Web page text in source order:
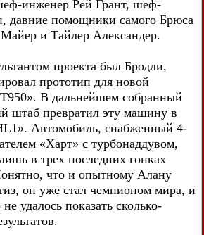
инженер Рей Грант, шеф-
помощники самого Брюса
и Тайлер Александер.
проекта был Бродли,
прототип для новой
В дальнейшем собранный
штаб превратил эту машину в
Автомобиль, снабженный 4-
«Харт» с турбонаддувом,
в трех последних гонках
что и опытному Алану
он уже стал чемпионом мира, и
удалось показать сколько-